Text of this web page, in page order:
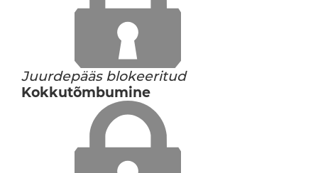
Juurdepääs blokeeritud
Kokkutõmbumine